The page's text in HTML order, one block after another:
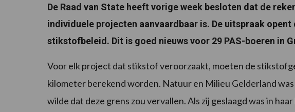
De Raad van State heeft vorige week besloten dat de
individuele projecten aanvaardbaar is. De uitspraak
stikstofbeleid. Dit is goed nieuws voor 29 PAS-boeren in
Voor elk project dat stikstof veroorzaakt, moeten de
kilometer berekend worden. Natuur en Milieu Gelderland
wilde dat deze grens zou vervallen. Als zij geslaagd was in